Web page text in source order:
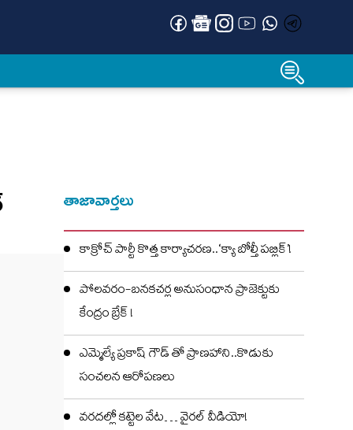
తాజావార్తలు
కాక్రోచ్ పార్టీ కొత్త కార్యాచరణ..‘క్యా బోల్తీ పబ్లిక్’!
పోలవరం-బనకచర్ల అనుసంధాన ప్రాజెక్టుకు
కేంద్రం బ్రేక్ !
ఎమ్మెల్యే ప్రకాష్ గౌడ్ తో ప్రాణహాని..కొడుకు
సంచలన ఆరోపణలు
వరదల్లో కట్టెల వేట… వైరల్ వీడియో!